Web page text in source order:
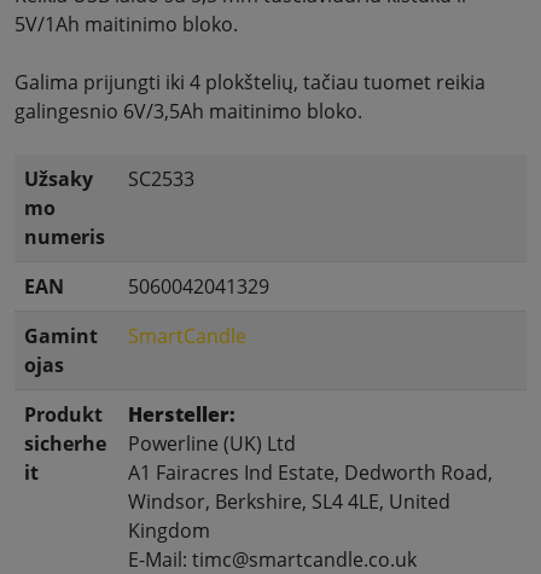
5V/1Ah maitinimo bloko.
Galima prijungti iki 4 plokštelių, tačiau tuomet reikia
galingesnio 6V/3,5Ah maitinimo bloko.
Užsaky
mo
numeris
SC2533
EAN
5060042041329
Gamint
ojas
SmartCandle
Produkt
sicherhe
it
Hersteller:
Powerline (UK) Ltd
A1 Fairacres Ind Estate, Dedworth Road,
Windsor, Berkshire, SL4 4LE, United
Kingdom
E-Mail: timc@smartcandle.co.uk